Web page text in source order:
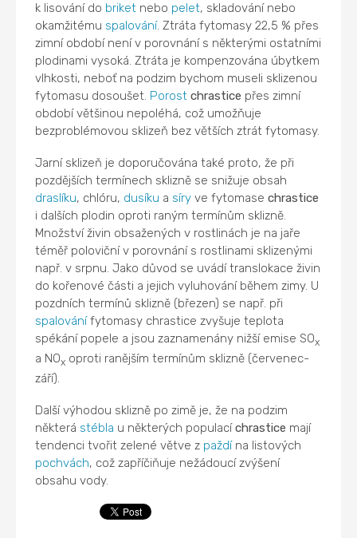
k lisování do briket nebo pelet, skladování nebo
okamžitému spalování. Ztráta fytomasy 22,5 % přes
zimní období není v porovnání s některými ostatními
plodinami vysoká. Ztráta je kompenzována úbytkem
vlhkosti, neboť na podzim bychom museli sklizenou
fytomasu dosoušet. Porost chrastice přes zimní
období většinou nepoléhá, což umožňuje
bezproblémovou sklizeň bez větších ztrát fytomasy.
Jarní sklizeň je doporučována také proto, že při
pozdějších termínech sklizně se snižuje obsah
draslíku, chlóru, dusíku a síry ve fytomasechrastice
i dalších plodin oproti raným termínům sklizně.
Množství živin obsažených v rostlinách je na jaře
téměř poloviční v porovnání s rostlinami sklizenými
např. v srpnu. Jako důvod se uvádí translokace živin
do kořenové části a jejich vyluhování během zimy. U
pozdních termínů sklizně (březen) se např. při
spalovánífytomasy chrastice zvyšuje teplota
spékání popele a jsou zaznamenány nižší emise SOx
a NOx oproti ranějším termínům sklizně (červenec-
září).
Další výhodou sklizně po zimě je, že na podzim
některá stébla u některých populacíchrastice mají
tendenci tvořit zelené větve z paždína listových
pochvách, což zapříčiňuje nežádoucí zvýšení
obsahu vody.